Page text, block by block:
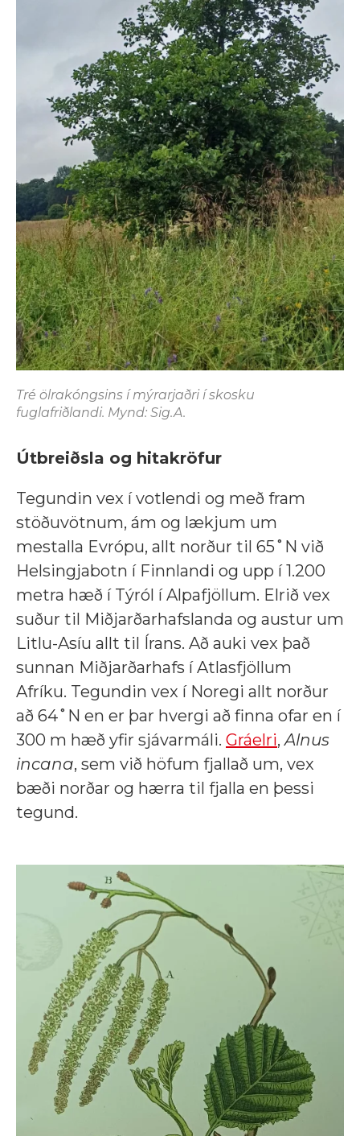
Tré ölrakóngsins í mýrarjaðri í skosku
fuglafriðlandi. Mynd: Sig.A.
Útbreiðsla og hitakröfur
Tegundin vex í votlendi og með fram
stöðuvötnum, ám og lækjum um
mestalla Evrópu, allt norður til 65˚N við
Helsingjabotn í Finnlandi og upp í 1.200
metra hæð í Týról í Alpafjöllum. Elrið vex
suður til Miðjarðarhafslanda og austur um
Litlu-Asíu allt til Írans. Að auki vex það
sunnan Miðjarðarhafs í Atlasfjöllum
Afríku. Tegundin vex í Noregi allt norður
að 64˚N en er þar hvergi að finna ofar en í
300 m hæð yfir sjávarmáli. Gráelri,Alnus
incana, sem við höfum fjallað um, vex
bæði norðar og hærra til fjalla en þessi
tegund.